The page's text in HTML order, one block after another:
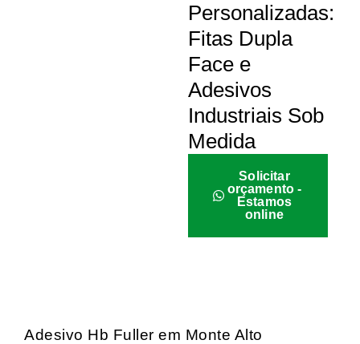
Personalizadas:
Fitas Dupla
Face e
Adesivos
Industriais Sob
Medida
Solicitar
orçamento -
Estamos
online
Adesivo Hb Fuller em Monte Alto